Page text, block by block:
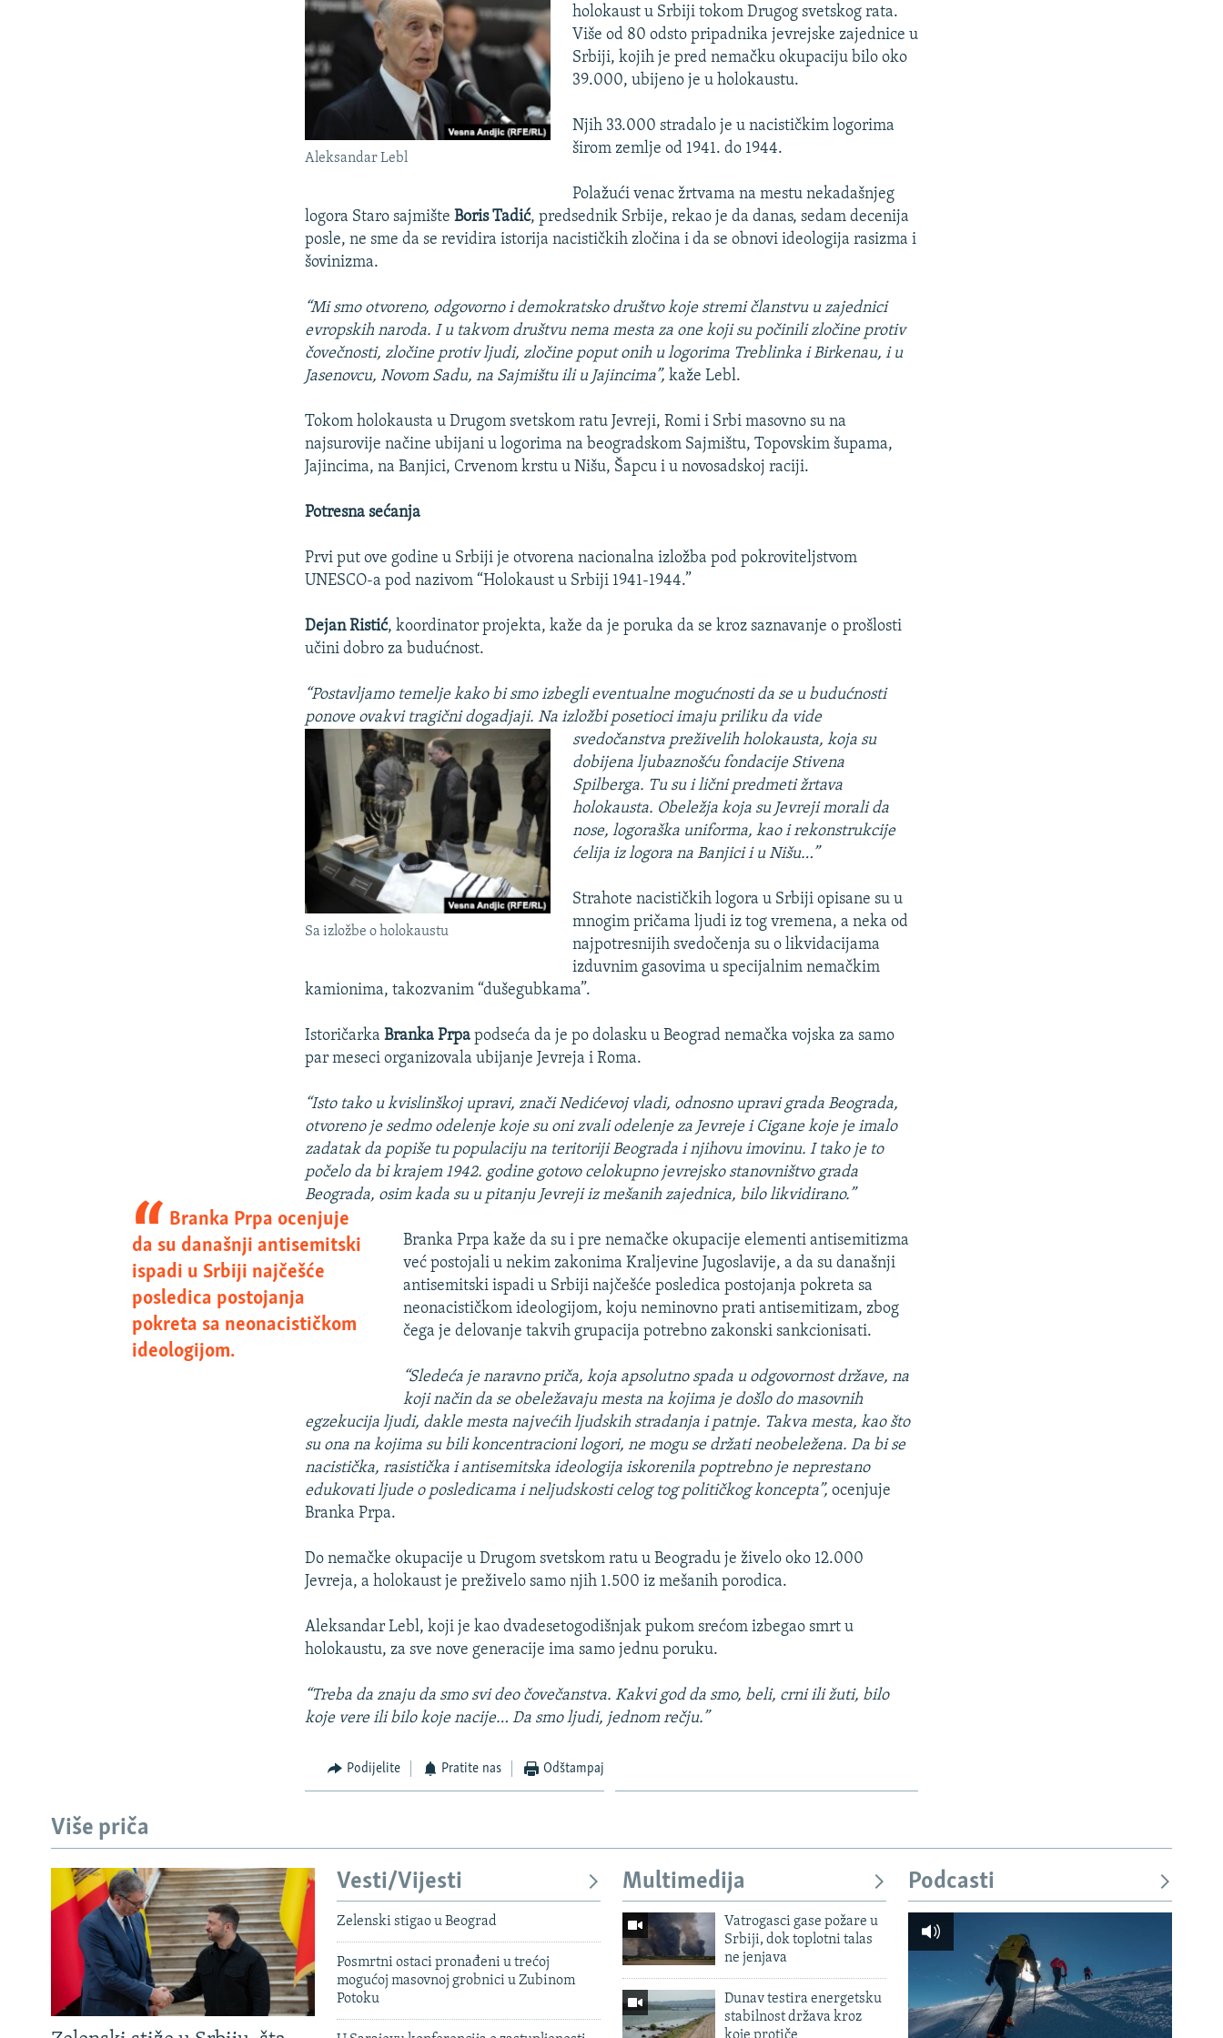
Aleksandar Lebl
holokaust u Srbiji tokom Drugog svetskog rata.
Više od 80 odsto pripadnika jevrejske zajednice u
Srbiji, kojih je pred nemačku okupaciju bilo oko
39.000, ubijeno je u holokaustu.
Njih 33.000 stradalo je u nacističkim logorima
širom zemlje od 1941. do 1944.
Polažući venac žrtvama na mestu nekadašnjeg
logora Staro sajmišteBoris Tadić, predsednik Srbije, rekao je da danas, sedam decenija
posle, ne sme da se revidira istorija nacističkih zločina i da se obnovi ideologija rasizma i
šovinizma.
“Mi smo otvoreno, odgovorno i demokratsko društvo koje stremi članstvu u zajednici
evropskih naroda. I u takvom društvu nema mesta za one koji su počinili zločine protiv
čovečnosti, zločine protiv ljudi, zločine poput onih u logorima Treblinka i Birkenau, i u
Jasenovcu, Novom Sadu, na Sajmištu ili u Jajincima”,kaže Lebl.
Tokom holokausta u Drugom svetskom ratu Jevreji, Romi i Srbi masovno su na
najsurovije načine ubijani u logorima na beogradskom Sajmištu, Topovskim šupama,
Jajincima, na Banjici, Crvenom krstu u Nišu, Šapcu i u novosadskoj raciji.
Potresna sećanja
Prvi put ove godine u Srbiji je otvorena nacionalna izložba pod pokroviteljstvom
UNESCO-a pod nazivom “Holokaust u Srbiji 1941-1944.”
Dejan Ristić, koordinator projekta, kaže da je poruka da se kroz saznavanje o prošlosti
učini dobro za budućnost.
“Postavljamo temelje kako bi smo izbegli eventualne mogućnosti da se u budućnosti
ponove ovakvi tragični dogadjaji. Na izložbi posetioci imaju
Sa izložbe o holokaustu
priliku da vide
svedočanstva preživelih holokausta, koja su
dobijena ljubaznošću fondacije Stivena
Spilberga. Tu su i lični predmeti žrtava
holokausta. Obeležja koja su Jevreji morali da
nose, logoraška uniforma, kao i rekonstrukcije
ćelija iz logora na Banjici i u Nišu…”
Strahote nacističkih logora u Srbiji opisane su u
mnogim pričama ljudi iz tog vremena, a neka od
najpotresnijih svedočenja su o likvidacijama
izduvnim gasovima u specijalnim nemačkim
kamionima, takozvanim “dušegubkama”.
IstoričarkaBranka Prpa podseća da je po dolasku u Beograd nemačka vojska za samo
par meseci organizovala ubijanje Jevreja i Roma.
“Isto tako u kvislinškoj upravi, znači Nedićevoj vladi, odnosno upravi grada Beograda,
otvoreno je sedmo odelenje koje su oni zvali odelenje za Jevreje i Cigane koje je imalo
zadatak da popiše tu populaciju na teritoriji Beograda i njihovu imovinu. I tako je to
počelo da bi krajem 1942. godine gotovo celokupno jevrejsko stanovništvo grada
Beograda, osim kada su u pitanju Jevreji iz mešanih zajednica, bilo likvidirano.”
Branka Prpa ocenjuje
da su današnji antisemitski
ispadi u Srbiji najčešće
posledica postojanja
pokreta sa neonacističkom
ideologijom.
Branka Prpa kaže da su i pre nemačke okupacije elementi antisemitizma
već postojali u nekim zakonima Kraljevine Jugoslavije, a da su današnji
antisemitski ispadi u Srbiji najčešće posledica postojanja pokreta sa
neonacističkom ideologijom, koju neminovno prati antisemitizam, zbog
čega je delovanje takvih grupacija potrebno zakonski sankcionisati.
“Sledeća je naravno priča, koja apsolutno spada u odgovornost države, na
koji način da se obeležavaju mesta na kojima je došlo do masovnih
egzekucija ljudi, dakle mesta najvećih ljudskih stradanja i patnje. Takva mesta, kao što
su ona na kojima su bili koncentracioni logori, ne mogu se držati neobeležena. Da bi se
nacistička, rasistička i antisemitska ideologija iskorenila poptrebno je neprestano
edukovati ljude o posledicama i neljudskosti celog tog političkog koncepta”,ocenjuje
Branka Prpa.
Do nemačke okupacije u Drugom svetskom ratu u Beogradu je živelo oko 12.000
Jevreja, a holokaust je preživelo samo njih 1.500 iz mešanih porodica.
Aleksandar Lebl, koji je kao dvadesetogodišnjak pukom srećom izbegao smrt u
holokaustu, za sve nove generacije ima samo jednu poruku.
“Treba da znaju da smo svi deo čovečanstva. Kakvi god da smo, beli, crni ili žuti, bilo
koje vere ili bilo koje nacije… Da smo ljudi, jednom rečju.”
Podijelite Pratite nas Odštampaj
Više priča
Vesti/Vijesti
Zelenski stigao u Beograd
Posmrtni ostaci pronađeni u trećoj
mogućoj masovnoj grobnici u Zubinom
Potoku
Multimedija
Vatrogasci gase požare u
Srbiji, dok toplotni talas
ne jenjava
Dunav testira energetsku
stabilnost država kroz
Podcasti